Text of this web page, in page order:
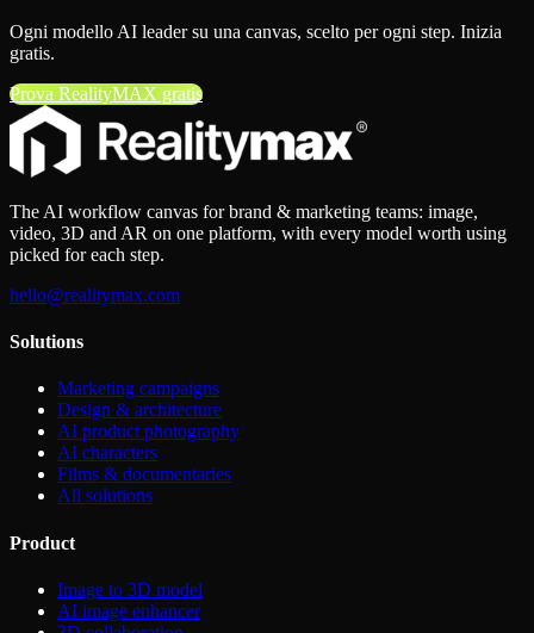
Ogni modello AI leader su una canvas, scelto per ogni step. Inizia
gratis.
Prova RealityMAX gratis
The AI workflow canvas for brand & marketing teams: image,
video, 3D and AR on one platform, with every model worth using
picked for each step.
hello@realitymax.com
Solutions
Marketing campaigns
Design & architecture
AI product photography
AI characters
Films & documentaries
All solutions
Product
Image to 3D model
AI image enhancer